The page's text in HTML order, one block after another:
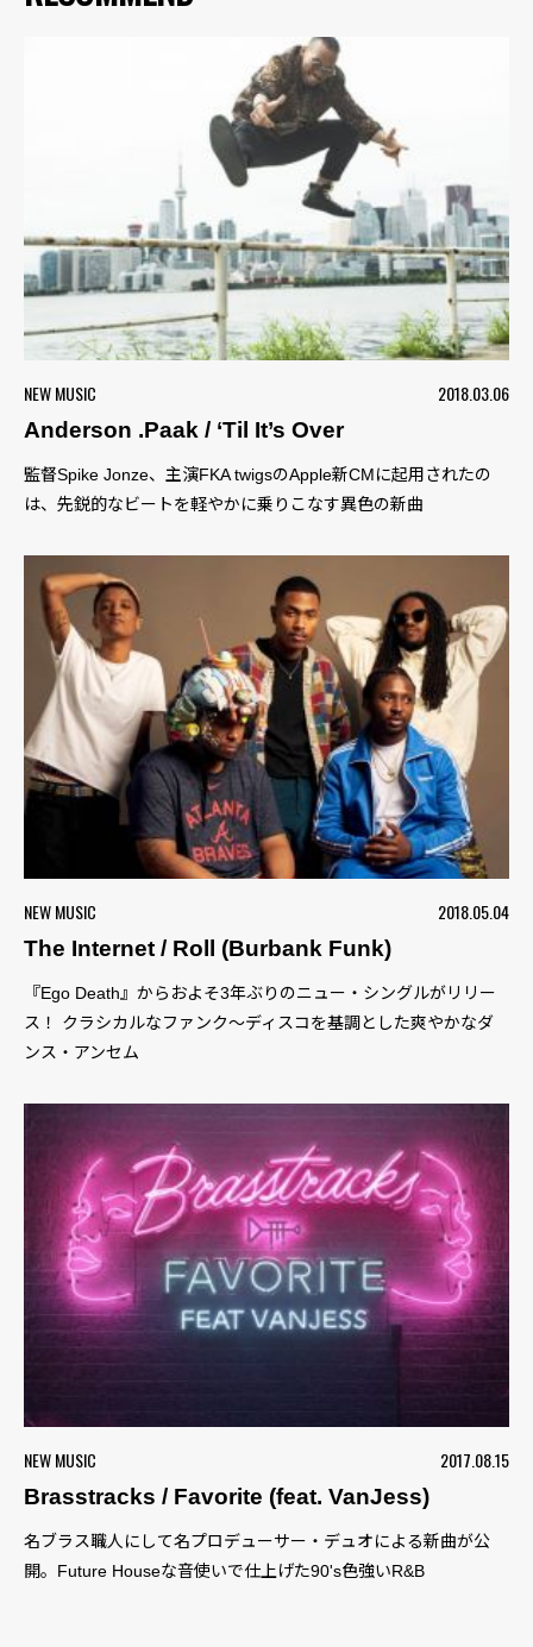
NEW MUSIC
2018.03.06
Anderson .Paak / ‘Til It’s Over
監督Spike Jonze、主演FKA twigsのApple新CMに起用されたの
は、先鋭的なビートを軽やかに乗りこなす異色の新曲
NEW MUSIC
2018.05.04
The Internet / Roll (Burbank Funk)
『Ego Death』からおよそ3年ぶりのニュー・シングルがリリー
ス！ クラシカルなファンク〜ディスコを基調とした爽やかなダ
ンス・アンセム
NEW MUSIC
2017.08.15
Brasstracks / Favorite (feat. VanJess)
名ブラス職人にして名プロデューサー・デュオによる新曲が公
開。Future Houseな音使いで仕上げた90's色強いR&B